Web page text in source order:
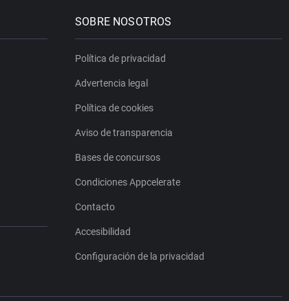
SOBRE NOSOTROS
Política de privacidad
Advertencia legal
Política de cookies
Aviso de transparencia
Bases de concursos
Condiciones Appcelerate
Contacto
Accesibilidad
Configuración de la privacidad